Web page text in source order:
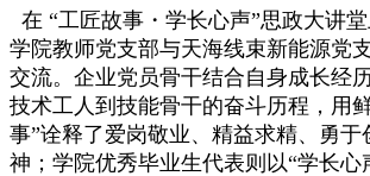
在 “工匠故事・学长心声”思政大讲
学院教师党支部与天海线束新能源党
交流。企业党员骨干结合自身成长经
技术工人到技能骨干的奋斗历程，用
事”诠释了爱岗敬业、精益求精、勇于
神；学院优秀毕业生代表则以“学长心